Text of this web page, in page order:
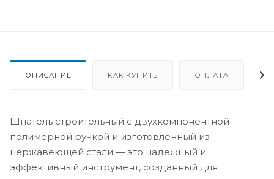
ОПИСАНИЕ КАК КУПИТЬ ОПЛАТА
Шпатель строительный с двухкомпонентной
полимерной ручкой и изготовленный из
нержавеющей стали — это надежный и
эффективный инструмент, созданный для